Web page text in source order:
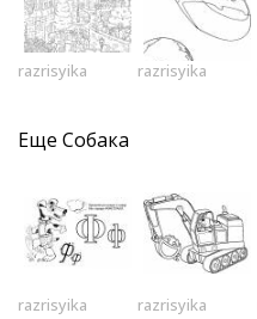
razrisyika razrisyika
Еще Собака
razrisyika razrisyika